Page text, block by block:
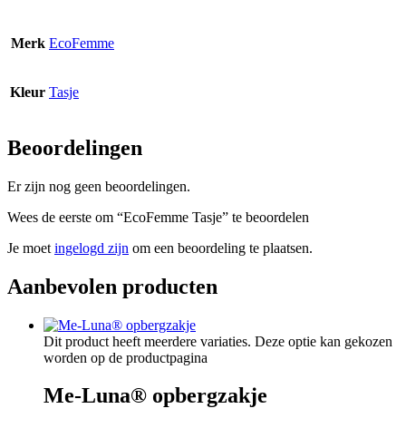
Merk EcoFemme
Kleur Tasje
Beoordelingen
Er zijn nog geen beoordelingen.
Wees de eerste om “EcoFemme Tasje” te beoordelen
Je moet ingelogd zijn om een beoordeling te plaatsen.
Aanbevolen producten
Dit product heeft meerdere variaties. Deze optie kan gekozen
worden op de productpagina
Me-Luna® opbergzakje